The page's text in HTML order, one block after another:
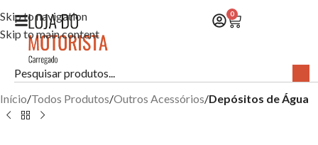
Skip to navigation
Skip to main content
0
Início Todos Produtos Outros Acessórios Depósitos de Água